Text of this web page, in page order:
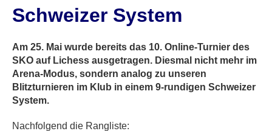
Schweizer System
Am 25. Mai wurde bereits das 10. Online-Turnier des
SKO auf Lichess ausgetragen. Diesmal nicht mehr im
Arena-Modus, sondern analog zu unseren
Blitzturnieren im Klub in einem 9-rundigen Schweizer
System.
Nachfolgend die Rangliste: